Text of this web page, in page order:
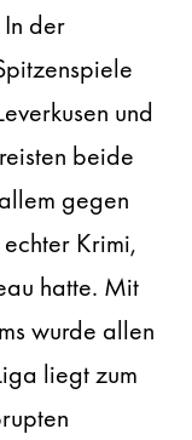
der
und
beide
gegen
Krimi,
hatte. Mit
wurde allen
liegt zum